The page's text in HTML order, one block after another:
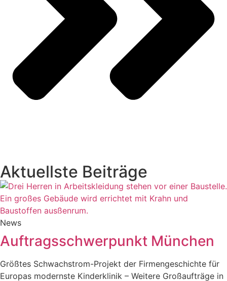
Aktuellste Beiträge
News
Auftragsschwerpunkt München
Größtes Schwachstrom-Projekt der Firmengeschichte für
Europas modernste Kinderklinik – Weitere Großaufträge in